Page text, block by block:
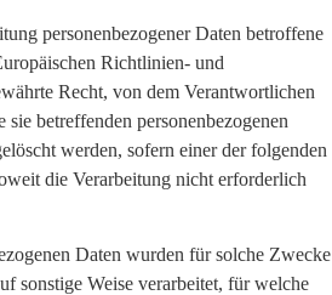
personenbezogener Daten betroffene
Richtlinien- und
Recht, von dem Verantwortlichen
sie betreffenden personenbezogenen
werden, sofern einer der folgenden
die Verarbeitung nicht erforderlich
Daten wurden für solche Zwecke
sonstige Weise verarbeitet, für welche